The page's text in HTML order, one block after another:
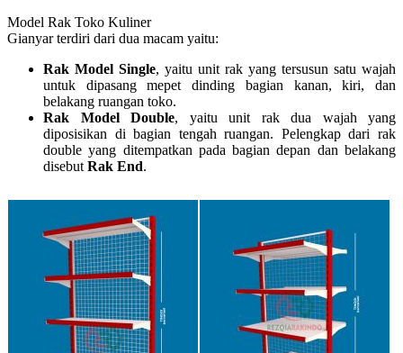
Model Rak Toko Kuliner
Gianyar terdiri dari dua macam yaitu:
Rak Model Single, yaitu unit rak yang tersusun satu wajah
untuk dipasang mepet dinding bagian kanan, kiri, dan
belakang ruangan toko.
Rak Model Double, yaitu unit rak dua wajah yang
diposisikan di bagian tengah ruangan. Pelengkap dari rak
double yang ditempatkan pada bagian depan dan belakang
disebut Rak End.